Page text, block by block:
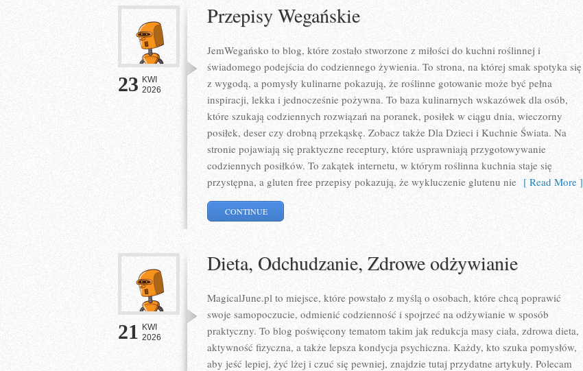
23 KWI
2026
Przepisy Wegańskie
JemWegańsko to blog, które zostało stworzone z miłości do kuchni roślinnej i
świadomego podejścia do codziennego żywienia. To strona, na której smak spotyka się
z wygodą, a pomysły kulinarne pokazują, że roślinne gotowanie może być pełna
inspiracji, lekka i jednocześnie pożywna. To baza kulinarnych wskazówek dla osób,
które szukają codziennych rozwiązań na poranek, posiłek w ciągu dnia, wieczorny
posiłek, deser czy drobną przekąskę. Zobacz także Dla Dzieci i Kuchnie Świata. Na
stronie pojawiają się praktyczne receptury, które usprawniają przygotowywanie
codziennych posiłków. To zakątek internetu, w którym roślinna kuchnia staje się
przystępna, a gluten free przepisy pokazują, że wykluczenie glutenu nie [ Read More ]
CONTINUE
21 KWI
2026
Dieta, Odchudzanie, Zdrowe odżywianie
MagicalJune.pl to miejsce, które powstało z myślą o osobach, które chcą poprawić
swoje samopoczucie, odmienić codzienność i spojrzeć na odżywianie w sposób
praktyczny. To blog poświęcony tematom takim jak redukcja masy ciała, zdrowa dieta,
aktywność fizyczna, a także lepsza kondycja psychiczna. Każdy, kto szuka pomysłów,
aby jeść lepiej, żyć lżej i czuć się pewniej, znajdzie tutaj przydatne artykuły. Polecam